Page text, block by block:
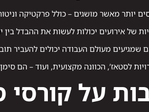
יותר מאשר מושגים – כולל פרקטיקה
של אירועים יכולות לעשות את ההבדל בין
שמגיעים מעולם העבודה יכולים להעביר
לסטאז’, הכוונה מקצועית, ועוד – הם
על קורסי